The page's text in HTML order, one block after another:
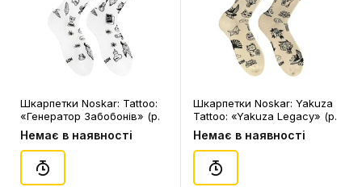
Шкарпетки Noskar: Tattoo:
«Генератор Забобонів» (р.
36-40), (91593)
Немає в наявності
Шкарпетки Noskar: Yakuza
Tattoo: «Yakuza Legacy» (р.
41-46), (91400)
Немає в наявності